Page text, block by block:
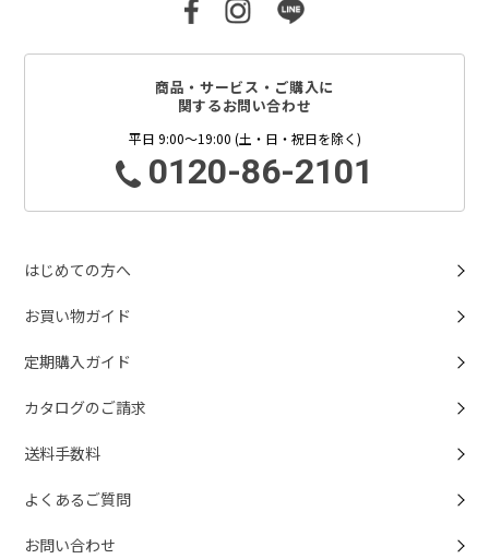
商品・サービス・ご購入に
関するお問い合わせ
平日 9:00～19:00 (土・日・祝日を除く)
0120-86-2101
はじめての方へ
お買い物ガイド
定期購入ガイド
カタログのご請求
送料手数料
よくあるご質問
お問い合わせ